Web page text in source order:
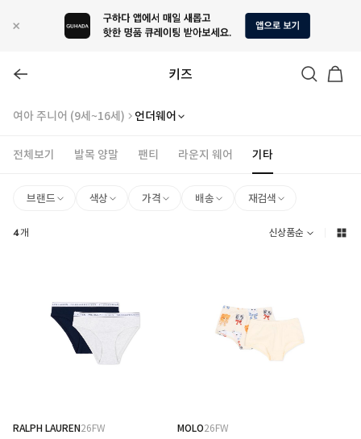
키즈
여아 주니어 (9세~16세) 언더웨어
전체보기 발목 양말 팬티 라운지 웨어 기타
브랜드 색상 가격 배송 재검색
4개 신상품순
RALPH LAUREN26FW
MOLO26FW